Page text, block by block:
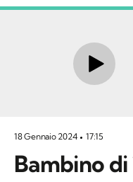
18 Gennaio 2024 17:15
Bambino di